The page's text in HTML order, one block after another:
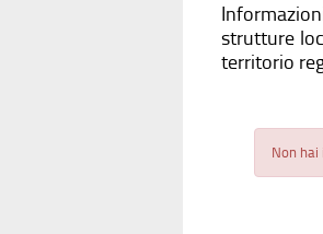
strutture
territorio
Non